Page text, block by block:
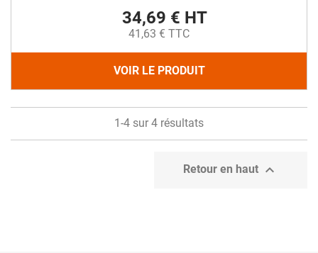
34,69 € HT
41,63 € TTC
VOIR LE PRODUIT
1-4 sur 4 résultats
Retour en haut 